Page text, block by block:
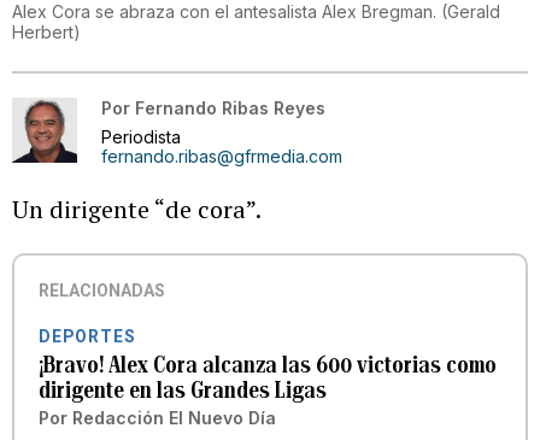
Alex Cora se abraza con el antesalista Alex Bregman. (Gerald
Herbert)
Por Fernando Ribas Reyes
Periodista
fernando.ribas@gfrmedia.com
Un dirigente “de cora”.
RELACIONADAS
DEPORTES
¡Bravo! Alex Cora alcanza las 600 victorias como
dirigente en las Grandes Ligas
Por Redacción El Nuevo Día